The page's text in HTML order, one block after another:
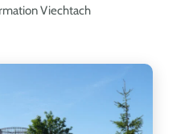
Viechtach